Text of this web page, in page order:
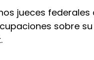
jueces
sobre